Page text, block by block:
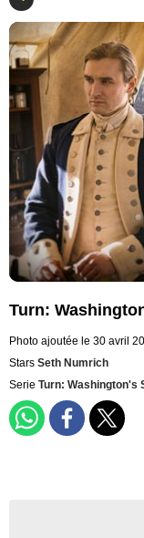
Turn:
Photo ajoutée le 30 avril
Stars Seth Numrich
Serie Turn: Washington's